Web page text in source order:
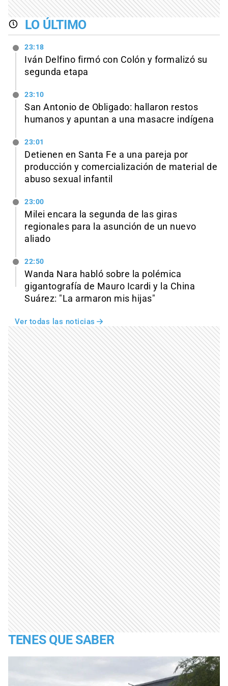
LO ÚLTIMO
23:18
Iván Delfino firmó con Colón y formalizó su
segunda etapa
23:10
San Antonio de Obligado: hallaron restos
humanos y apuntan a una masacre indígena
23:01
Detienen en Santa Fe a una pareja por
producción y comercialización de material de
abuso sexual infantil
23:00
Milei encara la segunda de las giras
regionales para la asunción de un nuevo
aliado
22:50
Wanda Nara habló sobre la polémica
gigantografía de Mauro Icardi y la China
Suárez: "La armaron mis hijas"
Ver todas las noticias
TENES QUE SABER